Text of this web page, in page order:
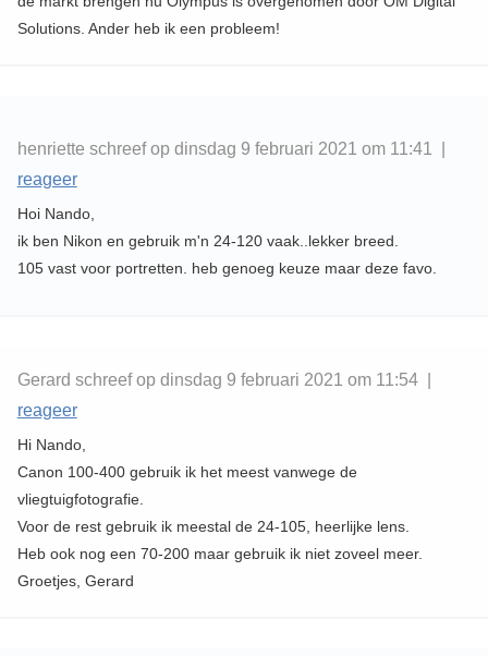
Solutions. Ander heb ik een probleem!
henriette schreef op dinsdag 9 februari 2021 om 11:41 |
reageer
Hoi Nando,
ik ben Nikon en gebruik m'n 24-120 vaak..lekker breed.
105 vast voor portretten. heb genoeg keuze maar deze favo.
Gerard schreef op dinsdag 9 februari 2021 om 11:54 |
reageer
Hi Nando,
Canon 100-400 gebruik ik het meest vanwege de
vliegtuigfotografie.
Voor de rest gebruik ik meestal de 24-105, heerlijke lens.
Heb ook nog een 70-200 maar gebruik ik niet zoveel meer.
Groetjes, Gerard